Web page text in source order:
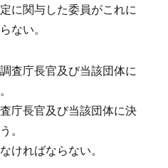
に関与した委員がこれに
ない。
査庁長官及び当該団体に
庁長官及び当該団体に決
。
ければならない。